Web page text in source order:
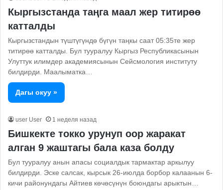
Кыргызстанда таңга маал жер титирөө
катталды
Кыргызстандын түштүгүндө бүгүн таңкы саат 05:35те жер
титирөө катталды. Бул тууралуу Кыргыз Республикасынын
Улуттук илимдер академиясынын Сейсмология институту
билдирди. Маалыматка…
Дагы окуу »
user User 1 неделя назад
Бишкекте токко урунуп оор жаракат
алган 9 жаштагы бала каза болду
Бул тууралуу анын апасы социалдык тармактар аркылуу
билдирди. Эске салсак, кырсык 26-июлда борбор калаанын 6-
кичи районундагы Айтиев көчөсүнүн боюндагы арыктын…